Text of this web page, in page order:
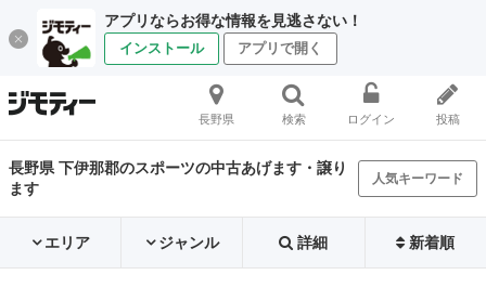
アプリならお得な情報を見逃さない！
インストール アプリで開く
長野県 検索 ログイン 投稿
長野県 下伊那郡のスポーツの中古あげます・譲り
ます
人気キーワード
エリア ジャンル 詳細 新着順